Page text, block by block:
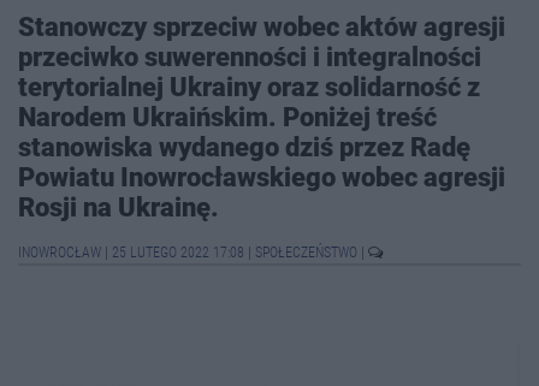
Stanowczy sprzeciw wobec aktów agresji
przeciwko suwerenności i integralności
terytorialnej Ukrainy oraz solidarność z
Narodem Ukraińskim. Poniżej treść
stanowiska wydanego dziś przez Radę
Powiatu Inowrocławskiego wobec agresji
Rosji na Ukrainę.
INOWROCŁAW 25 LUTEGO 2022 17:08 SPOŁECZEŃSTWO